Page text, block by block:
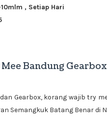
10mlm , Setiap Hari
Bandung
Gearbox, korang wajib try
Semangkuk Batang Benar di